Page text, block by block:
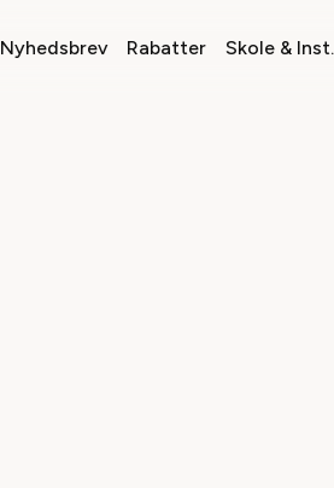
Nyhedsbrev Rabatter Skole & Inst.